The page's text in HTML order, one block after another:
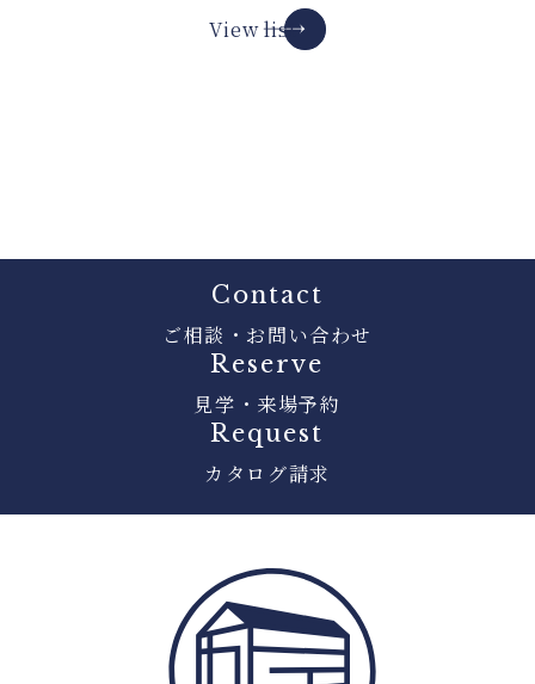
View list
Contact
ご相談・お問い合わせ
Reserve
見学・来場予約
Request
カタログ請求